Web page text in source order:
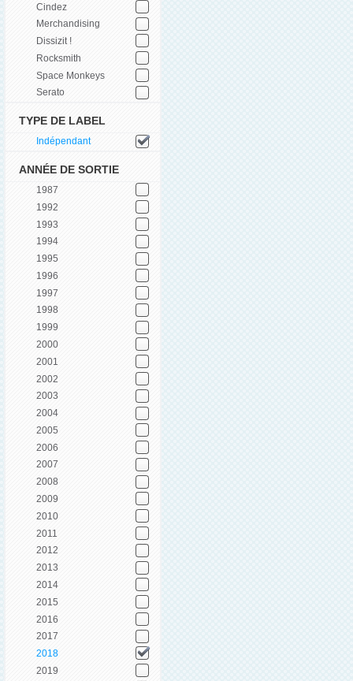
Cindez
Merchandising
Dissizit !
Rocksmith
Space Monkeys
Serato
TYPE DE LABEL
Indépendant
ANNÉE DE SORTIE
1987
1992
1993
1994
1995
1996
1997
1998
1999
2000
2001
2002
2003
2004
2005
2006
2007
2008
2009
2010
2011
2012
2013
2014
2015
2016
2017
2018
2019